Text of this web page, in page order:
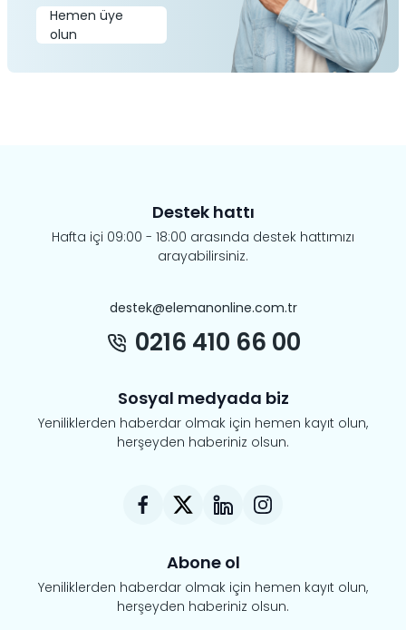
Hemen üye
olun
Destek hattı
Hafta içi 09:00 - 18:00 arasında destek hattımızı
arayabilirsiniz.
destek@elemanonline.com.tr
0216 410 66 00
Sosyal medyada biz
Yeniliklerden haberdar olmak için hemen kayıt olun,
herşeyden haberiniz olsun.
Abone ol
Yeniliklerden haberdar olmak için hemen kayıt olun,
herşeyden haberiniz olsun.